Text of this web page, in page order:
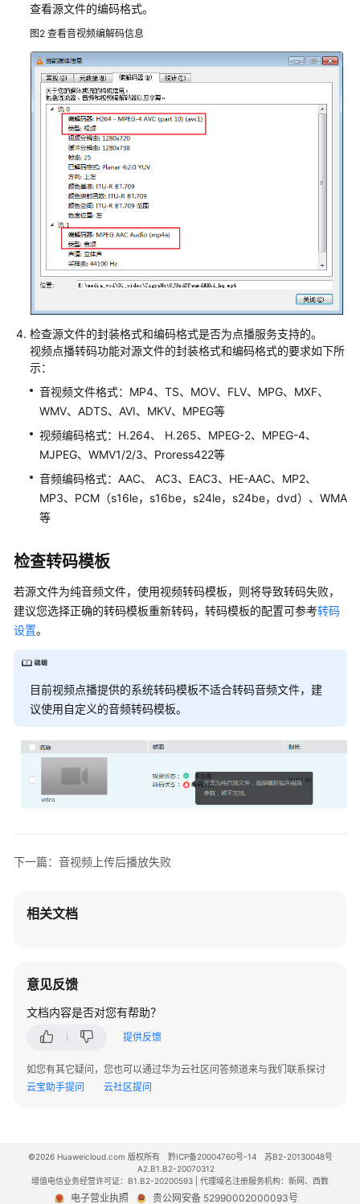
故
障
排
除
音
失
音
上
传
播
放
败
音
视
频
传
后
播
放
频
帮
助
档
通
参
考
品
语
任
共
服
务
查看源文件的编码格式。
图2 查看音视频编解码信息
检查源文件的封装格式和编码格式是否为点播服务支持的。
视频点播转码功能对源文件的封装格式和编码格式的要求如下所
示：
音视频文件格式：MP4、TS、MOV、FLV、MPG、MXF、
WMV、ADTS、AVI、MKV、MPEG等
视频编码格式：H.264、 H.265、MPEG-2、MPEG-4、
MJPEG、WMV1/2/3、Proress422等
音频编码格式：AAC、 AC3、EAC3、HE-AAC、MP2、
MP3、PCM（s16le，s16be，s24le，s24be，dvd）、WMA
等
检查转码模板
若源文件为纯音频文件，使用视频转码模板，则将导致转码失败，
建议您选择正确的转码模板重新转码，转码模板的配置可参考转码
设置。
目前视频点播提供的系统转码模板不适合转码音频文件，建
议使用自定义的音频转码模板。
下一篇：音视频上传后播放失败
相关文档
意见反馈
文档内容是否对您有帮助？
提供反馈
如您有其它疑问，您也可以通过华为云社区问答频道来与我们联系探讨
云宝助手提问
云社区提问
©2026 Huaweicloud.com 版权所有 黔ICP备20004760号-14
苏B2-20130048号
A2.B1.B2-20070312
增值电信业务经营许可证：B1.B2-20200593 | 代理域名注册服务机构：新网、西数
电子营业执照 贵公网安备 52990002000093号